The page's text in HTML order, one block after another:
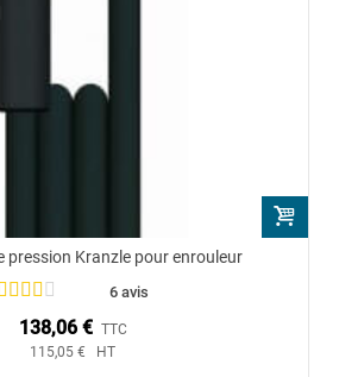
pression Kranzle pour enrouleur
6 avis
138,06 € TTC
115,05 € HT